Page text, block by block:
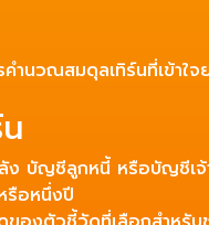
คำนวณสมดุลเทิร์นที่เข้าใ
ลัง บัญชีลูกหนี้ หรือบัญชีเจ้
รือหนึ่งปี